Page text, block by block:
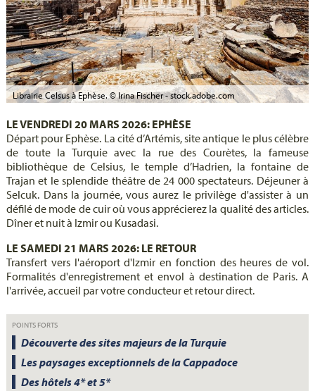
Librairie Celsus à Ephèse. © Irina Fischer - stock.adobe.com
LE VENDREDI 20 MARS 2026: EPHÈSE
Départ pour Ephèse. La cité d’Artémis, site antique le plus célèbre
de toute la Turquie avec la rue des Courètes, la fameuse
bibliothèque de Celsius, le temple d’Hadrien, la fontaine de
Trajan et le splendide théâtre de 24 000 spectateurs. Déjeuner à
Selcuk. Dans la journée, vous aurez le privilège d'assister à un
défilé de mode de cuir où vous apprécierez la qualité des articles.
Dîner et nuit à Izmir ou Kusadasi.
LE SAMEDI 21 MARS 2026: LE RETOUR
Transfert vers l'aéroport d'Izmir en fonction des heures de vol.
Formalités d'enregistrement et envol à destination de Paris. A
l'arrivée, accueil par votre conducteur et retour direct.
POINTS FORTS
Découverte des sites majeurs de la Turquie
Les paysages exceptionnels de la Cappadoce
Des hôtels 4* et 5*